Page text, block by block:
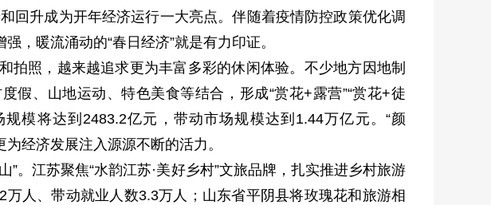
回升成为开年经济运行一大亮点。伴随着疫情防控政策优化调
，暖流涌动的“春日经济”就是有力印证。
照，越来越追求更为丰富多彩的休闲体验。不少地方因地制
假、山地运动、特色美食等结合，形成“赏花+露营”“赏花+徒
模将达到2483.2亿元，带动市场规模达到1.44万亿元。“颜
经济发展注入源源不断的活力。
”。江苏聚焦“水韵江苏·美好乡村”文旅品牌，扎实推进乡村旅游
人、带动就业人数3.3万人；山东省平阴县将玫瑰花和旅游相